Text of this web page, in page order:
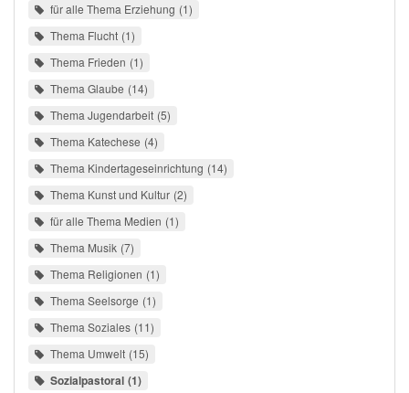
für alle Thema Erziehung 1
Thema Flucht 1
Thema Frieden 1
Thema Glaube 14
Thema Jugendarbeit 5
Thema Katechese 4
Thema Kindertageseinrichtung 14
Thema Kunst und Kultur 2
für alle Thema Medien 1
Thema Musik 7
Thema Religionen 1
Thema Seelsorge 1
Thema Soziales 11
Thema Umwelt 15
Sozialpastoral 1